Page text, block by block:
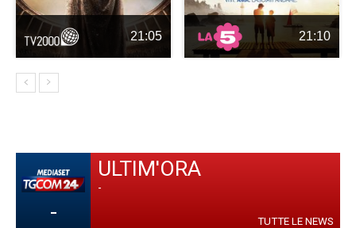
21:05 21:10
-
ULTIM'ORA
-
TUTTE LE NEWS